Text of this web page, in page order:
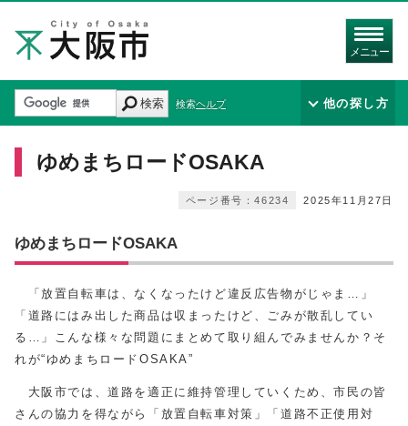
メニュー
検索 検索ヘルプ 他の探し方
ゆめまちロードOSAKA
2025年11月27日
ページ番号：46234
ゆめまちロードOSAKA
「放置自転車は、なくなったけど違反広告物がじゃま…」
「道路にはみ出した商品は収まったけど、ごみが散乱してい
る…」こんな様々な問題にまとめて取り組んでみませんか？そ
れが“ゆめまちロードOSAKA”
大阪市では、道路を適正に維持管理していくため、市民の皆
さんの協力を得ながら「放置自転車対策」「道路不正使用対